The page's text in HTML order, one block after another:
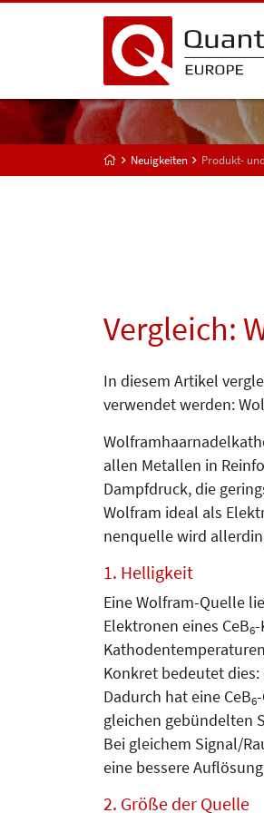
Neuigkeiten Produkt-
Vergleich:
In diesem Artikel
verwendet werden:
allen Metallen in
Dampfdruck, die
Wolfram ideal als
nen­­quelle wird
1. Helligkeit
Eine Wolfram-Quelle
Elektronen eines CeB6-
Kon­kret bedeutet dies:
Dadurch hat eine CeB6
gleichen gebündelten
Bei gleichem Signal/
eine bessere
2. Größe der Quelle